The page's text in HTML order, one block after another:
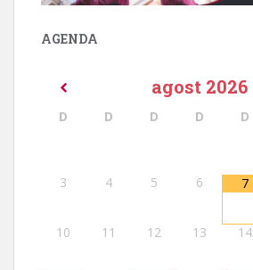
AGENDA
agost 2026
D D D D D
3 4 5 6 7
10 11 12 13 14